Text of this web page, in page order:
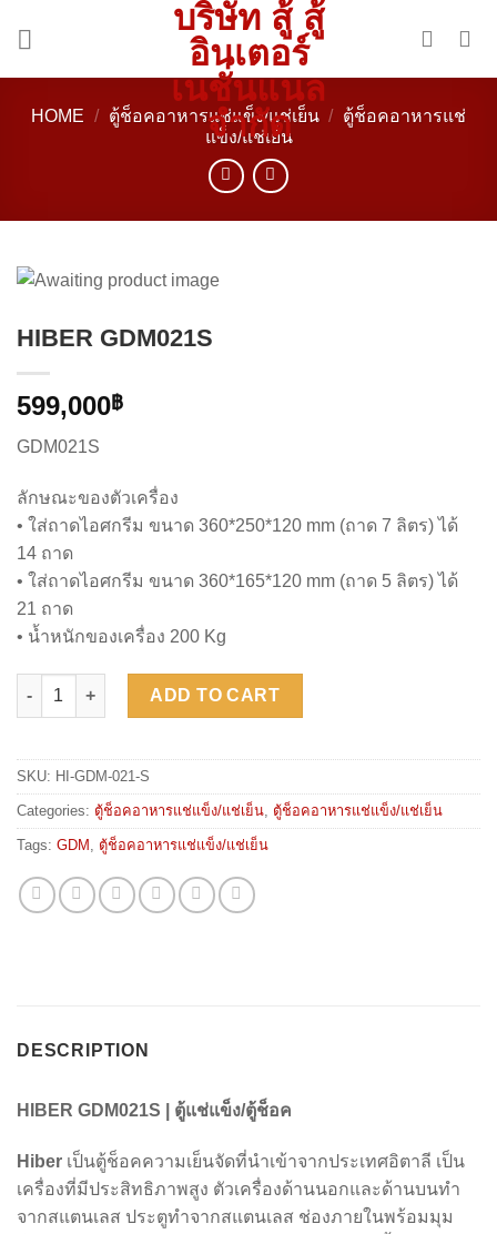
บริษัท สู้ สู้
อินเตอร์
เนชั่นแนล
จำกัด
HOME / ตู้ช็อคอาหารแช่แข็ง/แช่เย็น / ตู้ช็อคอาหารแช่
แข็ง/แช่เย็น
HIBER GDM021S
599,000฿
GDM021S
ลักษณะของตัวเครื่อง
• ใส่ถาดไอศกรีม ขนาด 360*250*120 mm (ถาด 7 ลิตร) ได้
14 ถาด
• ใส่ถาดไอศกรีม ขนาด 360*165*120 mm (ถาด 5 ลิตร) ได้
21 ถาด
• น้ำหนักของเครื่อง 200 Kg
HIBER GDM021S quantity
ADD TO CART
SKU: HI-GDM-021-S
Categories: ตู้ช็อคอาหารแช่แข็ง/แช่เย็น ตู้ช็อคอาหารแช่แข็ง/แช่เย็น
Tags: GDM ตู้ช็อคอาหารแช่แข็ง/แช่เย็น
DESCRIPTION
HIBER GDM021S | ตู้แช่แข็ง/ตู้ช็อค
Hiber เป็นตู้ช็อคความเย็นจัดที่นำเข้าจากประเทศอิตาลี เป็น
เครื่องที่มีประสิทธิภาพสูง ตัวเครื่องด้านนอกและด้านบนทำ
จากสแตนเลส ประตูทำจากสแตนเลส ช่องภายในพร้อมมุม